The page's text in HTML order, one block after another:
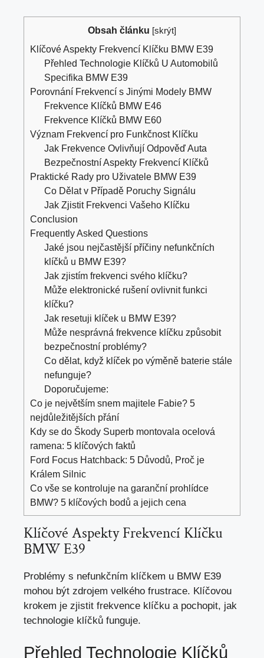
Obsah článku [skrýt]
Klíčové Aspekty Frekvencí Klíčku BMW E39
Přehled Technologie Klíčků U Automobilů
Specifika BMW E39
Porovnání Frekvencí s Jinými Modely BMW
Frekvence Klíčků BMW E46
Frekvence Klíčků BMW E60
Význam Frekvencí pro Funkčnost Klíčku
Jak Frekvence Ovlivňují Odpověď Auta
Bezpečnostní Aspekty Frekvencí Klíčků
Praktické Rady pro Uživatele BMW E39
Co Dělat v Případě Poruchy Signálu
Jak Zjistit Frekvenci Vašeho Klíčku
Conclusion
Frequently Asked Questions
Jaké jsou nejčastější příčiny nefunkčních
klíčků u BMW E39?
Jak zjistím frekvenci svého klíčku?
Může elektronické rušení ovlivnit funkci
klíčku?
Jak resetuji klíček u BMW E39?
Může nesprávná frekvence klíčku způsobit
bezpečnostní problémy?
Co dělat, když klíček po výměně baterie stále
nefunguje?
Doporučujeme:
Co je největším snem majitele Fabie? 5
nejdůležitějších přání
Kdy se do Škody Superb montovala ocelová
ramena: 5 klíčových faktů
Ford Focus Hatchback: 5 Důvodů, Proč je
Králem Silnic
Co vše se kontroluje na garanční prohlídce
BMW? 5 klíčových bodů a jejich cena
Klíčové Aspekty Frekvencí Klíčku
BMW E39
Problémy s nefunkčním klíčkem u BMW E39
mohou být zdrojem velkého frustrace. Klíčovou
krokem je zjistit frekvence klíčku a pochopit, jak
technologie klíčků funguje.
Přehled Technologie Klíčků